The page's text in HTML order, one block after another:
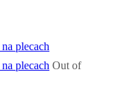
Out of